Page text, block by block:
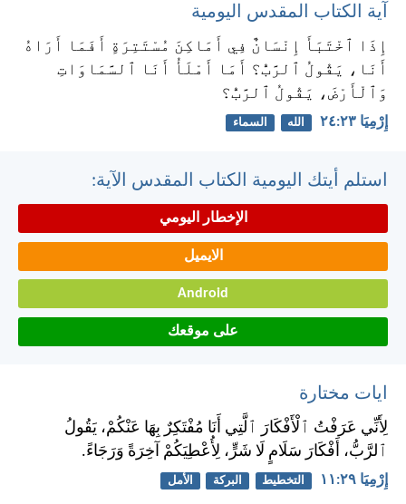
آية الكتاب المقدس اليومية
إِذَا ٱخْتَبَأَ إِنْسَانٌ فِي أَمَاكِنَ مُسْتَتِرَةٍ أَفَمَا أَرَاهُ
أَنَا، يَقُولُ ٱلرَّبُّ؟ أَمَا أَمْلَأُ أَنَا ٱلسَّمَاوَاتِ
وَٱلْأَرْضَ، يَقُولُ ٱلرَّبُّ؟
إِرْمِيَا ٢٣:‏٢٤ الله السماء
استلم أيتك اليومية الكتاب المقدس الآية:
الإخطار اليومي
الايميل
Android
على موقعك
ايات مختارة
لِأَنِّي عَرَفْتُ ٱلْأَفْكَارَ ٱلَّتِي أَنَا مُفْتَكِرٌ بِهَا عَنْكُمْ، يَقُولُ
ٱلرَّبُّ، أَفْكَارَ سَلَامٍ لَا شَرٍّ، لِأُعْطِيَكُمْ آخِرَةً وَرَجَاءً.
إِرْمِيَا ٢٩:‏١١ التخطيط البركة الأمل